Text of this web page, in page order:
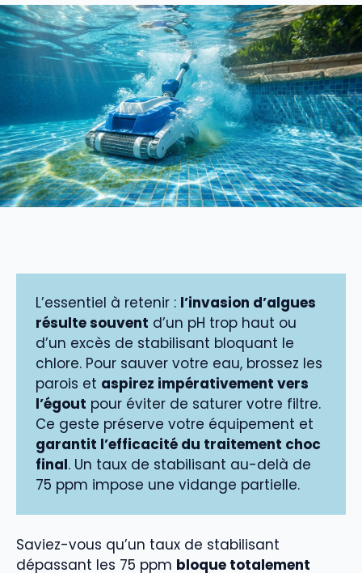
L’essentiel à retenir : l’invasion d’algues
résulte souvent d’un pH trop haut ou
d’un excès de stabilisant bloquant le
chlore. Pour sauver votre eau, brossez les
parois et aspirez impérativement vers
l’égout pour éviter de saturer votre filtre.
Ce geste préserve votre équipement et
garantit l’efficacité du traitement choc
final. Un taux de stabilisant au-delà de
75 ppm impose une vidange partielle.
Saviez-vous qu’un taux de stabilisant
dépassant les 75 ppm bloque totalement